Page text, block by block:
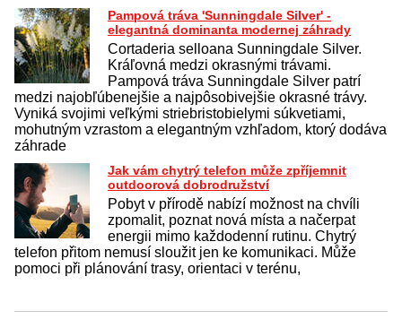
Pampová tráva 'Sunningdale Silver' -
elegantná dominanta modernej záhrady
Cortaderia selloana Sunningdale Silver.
Kráľovná medzi okrasnými trávami.
Pampová tráva Sunningdale Silver patrí
medzi najobľúbenejšie a najpôsobivejšie okrasné trávy.
Vyniká svojimi veľkými striebristobielymi súkvetiami,
mohutným vzrastom a elegantným vzhľadom, ktorý dodáva
záhrade
Jak vám chytrý telefon může zpříjemnit
outdoorová dobrodružství
Pobyt v přírodě nabízí možnost na chvíli
zpomalit, poznat nová místa a načerpat
energii mimo každodenní rutinu. Chytrý
telefon přitom nemusí sloužit jen ke komunikaci. Může
pomoci při plánování trasy, orientaci v terénu,